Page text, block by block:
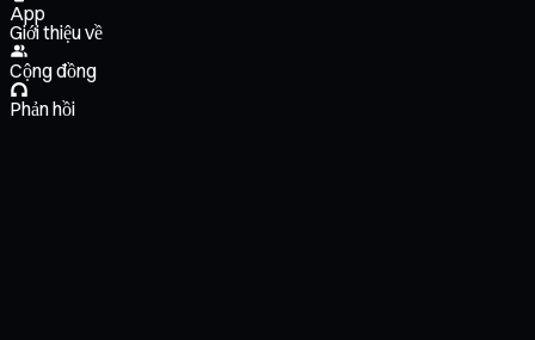
App
Giới thiệu về
Cộng đồng
Phản hồi